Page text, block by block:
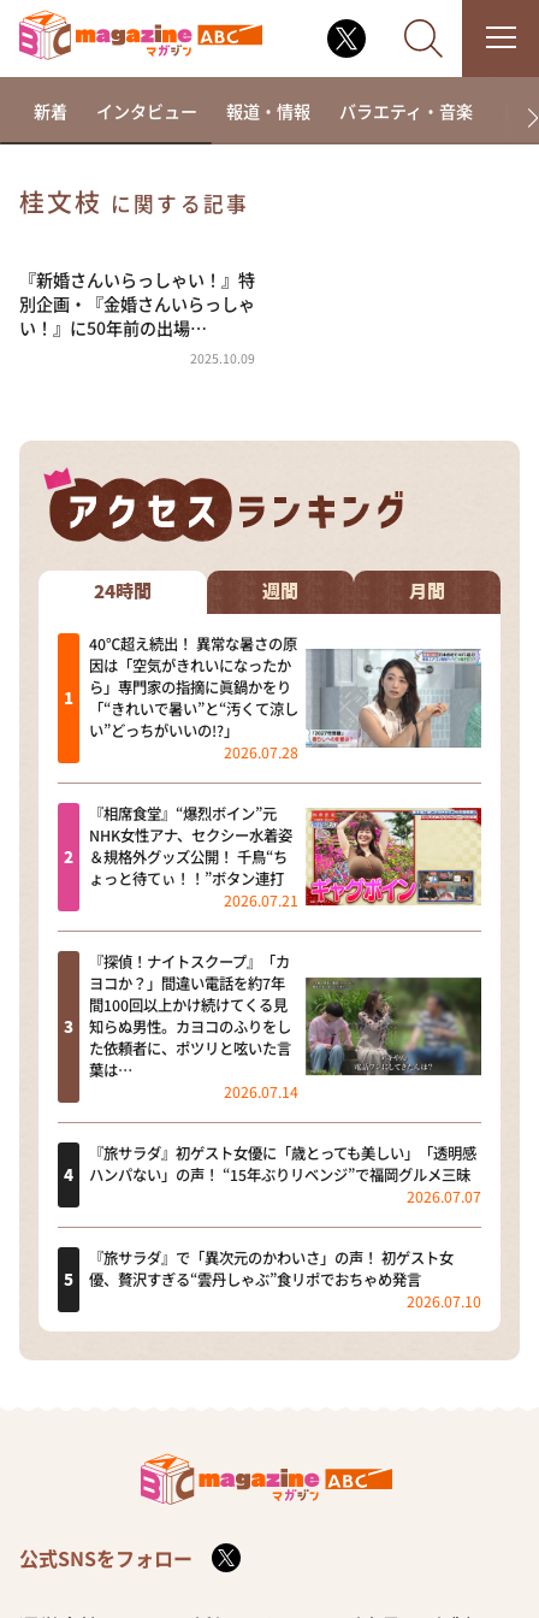
相席食堂
これ余談なんですけど・・・
～人生密着トークバラエティ！～ やすとものいたっ
河合＆A.B.C-Z塚田×福井アナ「なんでやねん！？」
（news おかえり）
DAIGOも台所 ～きょうの献立 何にする？～
本日はダイアンなり！シーズン２
朝だ！生です旅サラダ
教えて！ニュースライブ 正義のミカタ
ＬＩＦＥ～夢のカタチ～
新婚さんいらっしゃい！
ポツンと一軒家
ザキ山小屋本館
ぺこぱのまるスポ
新着 インタビュー 報道・情報 バラエティ・音楽 ド
桂文枝 に関する記事
『新婚さんいらっしゃい！』特
別企画・『金婚さんいらっしゃ
い！』に50年前の出場…
2025.10.09
24時間 週間 月間
40℃超え続出！ 異常な暑さの原
因は「空気がきれいになったか
ら」専門家の指摘に眞鍋かをり
「“きれいで暑い”と“汚くて涼し
い”どっちがいいの!?」
2026.07.28
『相席食堂』“爆烈ボイン”元
NHK女性アナ、セクシー水着姿
＆規格外グッズ公開！ 千鳥“ち
ょっと待てぃ！！”ボタン連打
2026.07.21
『探偵！ナイトスクープ』「カ
ヨコか？」間違い電話を約7年
間100回以上かけ続けてくる見
知らぬ男性。カヨコのふりをし
た依頼者に、ポツリと呟いた言
葉は…
2026.07.14
『旅サラダ』初ゲスト女優に「歳とっても美しい」「透明感
ハンパない」の声！ “15年ぶりリベンジ”で福岡グルメ三昧
2026.07.07
『旅サラダ』で「異次元のかわいさ」の声！ 初ゲスト女
優、贅沢すぎる“雲丹しゃぶ”食リポでおちゃめ発言
2026.07.10
公式SNSをフォロー